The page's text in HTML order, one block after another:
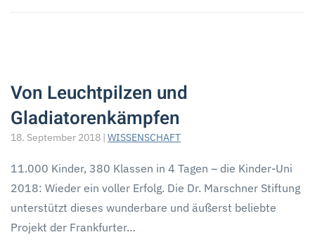
Von Leuchtpilzen und
Gladiatorenkämpfen
18. September 2018 | WISSENSCHAFT
11.000 Kinder, 380 Klassen in 4 Tagen – die Kinder-Uni
2018: Wieder ein voller Erfolg. Die Dr. Marschner Stiftung
unterstützt dieses wunderbare und äußerst beliebte
Projekt der Frankfurter…